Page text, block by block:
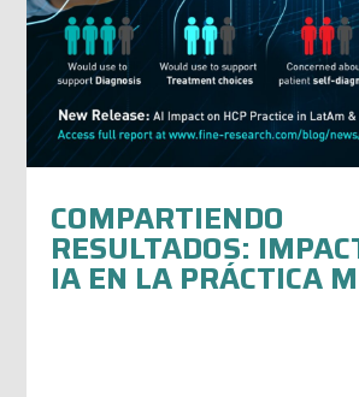
COMPARTIENDO
RESULTADOS:
IA EN LA PRÁCTICA